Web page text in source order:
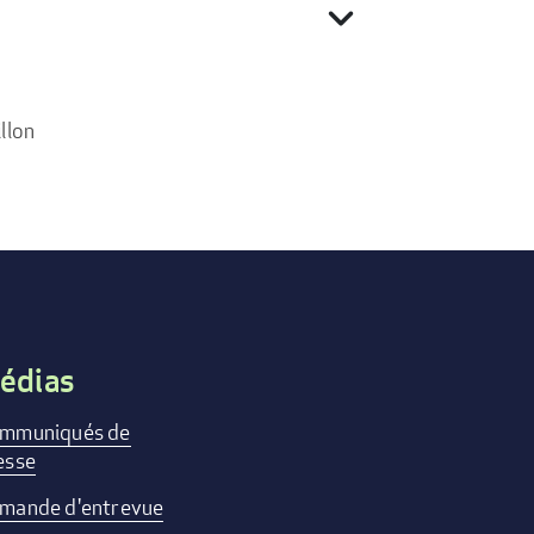
expand_more
de
d'entrevue